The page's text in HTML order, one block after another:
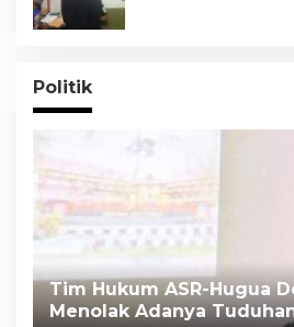
Politik
Tim Hukum ASR-Hugua
Menolak Adanya